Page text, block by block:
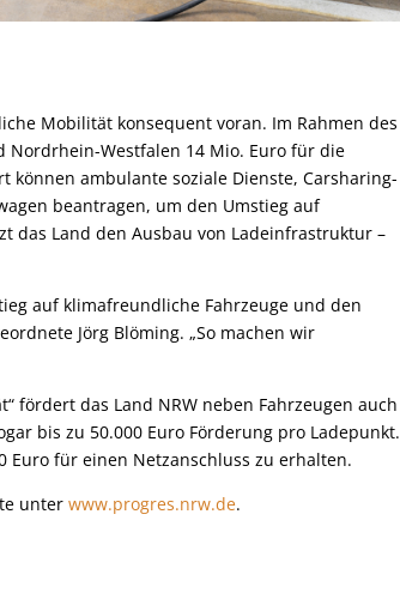
Mobilität konsequent voran. Im Rahmen des
Nordrhein-Westfalen 14 Mio. Euro für die
können ambulante soziale Dienste, Carsharing-
beantragen, um den Umstieg auf
das Land den Ausbau von Ladeinfrastruktur –
auf klimafreundliche Fahrzeuge und den
Jörg Blöming. „So machen wir
fördert das Land NRW neben Fahrzeugen auch
bis zu 50.000 Euro Förderung pro Ladepunkt.
Euro für einen Netzanschluss zu erhalten.
unterwww.progres.nrw.de.